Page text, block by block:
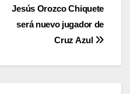
Jesús Orozco Chiquete
será nuevo jugador de
Cruz Azul